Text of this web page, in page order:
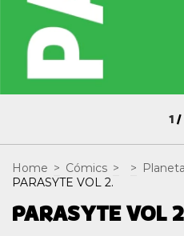
1/
Home > Cómics > >
PARASYTE VOL 2.
PARASYTE VOL